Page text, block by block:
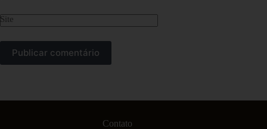
Site
Publicar comentário
Contato